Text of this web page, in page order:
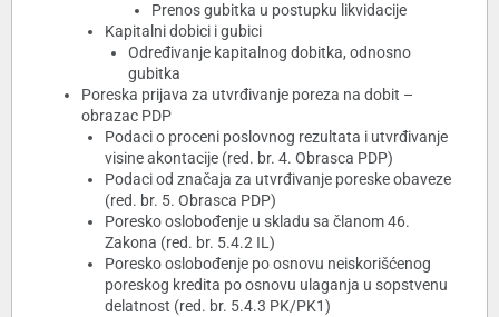
Prenos gubitka u postupku likvidacije
Kapitalni dobici i gubici
Određivanje kapitalnog dobitka, odnosno
gubitka
Poreska prijava za utvrđivanje poreza na dobit –
obrazac PDP
Podaci o proceni poslovnog rezultata i utvrđivanje
visine akontacije (red. br. 4. Obrasca PDP)
Podaci od značaja za utvrđivanje poreske obaveze
(red. br. 5. Obrasca PDP)
Poresko oslobođenje u skladu sa članom 46.
Zakona (red. br. 5.4.2 IL)
Poresko oslobođenje po osnovu neiskorišćenog
poreskog kredita po osnovu ulaganja u sopstvenu
delatnost (red. br. 5.4.3 PK/PK1)